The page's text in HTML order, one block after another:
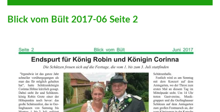
Blick vom Bült 2017-06 Seite 2